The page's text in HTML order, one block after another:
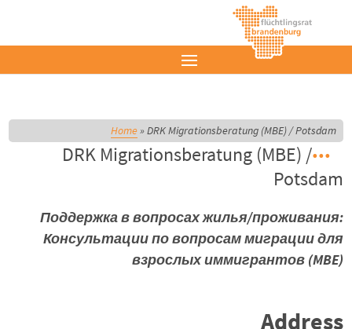
Home»DRK Migrationsberatung (MBE) / Potsdam
DRK Migrationsberatung (MBE) /
Potsdam
Поддержка в вопросах жилья/проживания:
Консультации по вопросам миграции для
взрослых иммигрантов (MBE)
Address